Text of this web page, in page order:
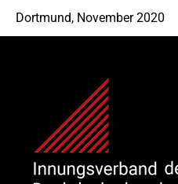
Dortmund, November 2020